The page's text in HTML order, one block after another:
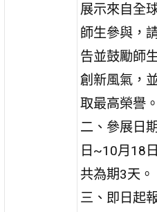
展示來自全
師生參與，
告並鼓勵師
創新風氣，
取最高榮譽。
二、參展日
日~10月18
共為期3天。
三、即日起